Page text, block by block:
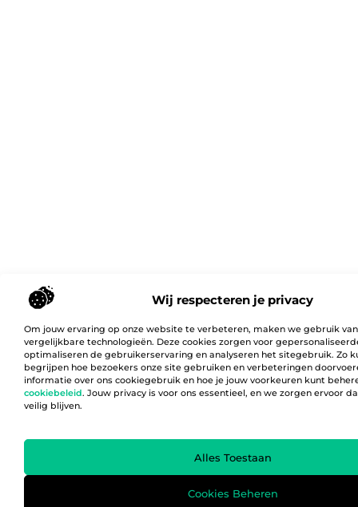
Wij respecteren je privacy
Om jouw ervaring op onze website te verbeteren, maken we gebruik
vergelijkbare technologieën. Deze cookies zorgen voor
optimaliseren de gebruikerservaring en analyseren het sitegebruik. Zo
begrijpen hoe bezoekers onze site gebruiken en verbeteringen
informatie over ons cookiegebruik en hoe je jouw voorkeuren kunt
cookiebeleid. Jouw privacy is voor ons essentieel, en we zorgen ervoor
veilig blijven.
Alles Toestaan
Cookies Beheren